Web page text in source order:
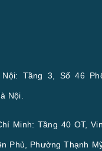
Tầng 3, Số 46
Nội.
Minh: Tầng 40 OT,
Phủ, Phường Thạnh